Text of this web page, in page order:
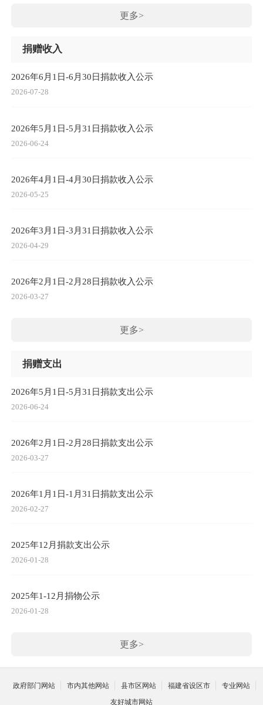
更多>
捐赠收入
2026年6月1日-6月30日捐款收入公示
2026-07-28
2026年5月1日-5月31日捐款收入公示
2026-06-24
2026年4月1日-4月30日捐款收入公示
2026-05-25
2026年3月1日-3月31日捐款收入公示
2026-04-29
2026年2月1日-2月28日捐款收入公示
2026-03-27
更多>
捐赠支出
2026年5月1日-5月31日捐款支出公示
2026-06-24
2026年2月1日-2月28日捐款支出公示
2026-03-27
2026年1月1日-1月31日捐款支出公示
2026-02-27
2025年12月捐款支出公示
2026-01-28
2025年1-12月捐物公示
2026-01-28
更多>
政府部门网站 市内其他网站 县市区网站 福建省设区市
专业网站
友好城市网站